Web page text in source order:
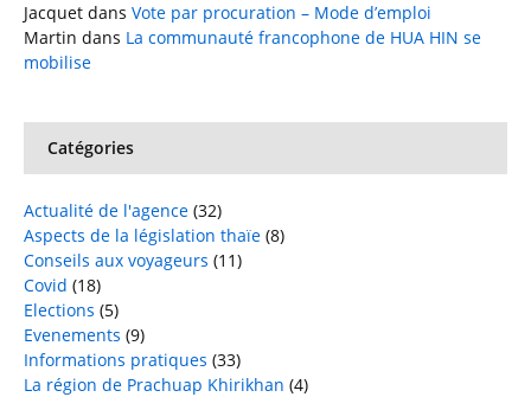
Jacquet dans Vote par procuration – Mode d’emploi
Martin dans La communauté francophone de HUA HIN se
mobilise
Catégories
Actualité de l'agence (32)
Aspects de la législation thaïe (8)
Conseils aux voyageurs (11)
Covid (18)
Elections (5)
Evenements (9)
Informations pratiques (33)
La région de Prachuap Khirikhan (4)